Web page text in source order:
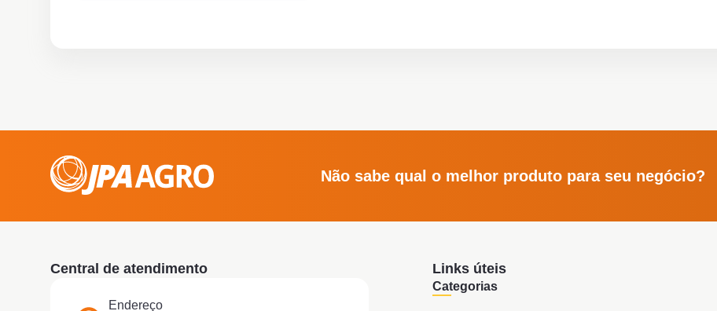
Não sabe qual o melhor produto para seu negócio?
Central de atendimento
Endereço
Links úteis
Categorias